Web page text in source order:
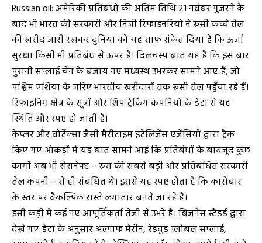
Russian oil: अमेरिकी प्रतिबंधों की अंतिम तिथि 21 नवंबर गुजरने के
बाद भी भारत की सरकारी और निजी रिफाइनरियों ने रूसी कच्चे तेल
की खरीद जारी रखकर दुनिया को यह साफ संकेत दिया है कि ऊर्जा
सुरक्षा किसी भी प्रतिबंध से ऊपर है। दिलचस्प बात यह है कि इस बार
पुरानी सप्लाई चेन के बजाय नए मध्यस्थ उभरकर सामने आए हैं, जो
पश्चिम एशिया के जरिए भारतीय खरीदारों तक रूसी तेल पहुँचा रहे हैं।
रिफाइनिंग क्षेत्र के सूत्रों और शिप ट्रैकिंग कंपनियों के डेटा से यह
स्थिति और स्पष्ट हो जाती है।
केप्लर और वोर्टेक्सा जैसी मैरीटाइम इंटेलिजेंस एजेंसियों द्वारा ट्रैक
किए गए आंकड़ों में यह बात सामने आई कि प्रतिबंधों के बावजूद कुछ
कार्गो अब भी रोसनेफ्ट – रूस की सबसे बड़ी और प्रतिबंधित सरकारी
तेल कंपनी – से ही संबंधित थे। इससे यह स्पष्ट होता है कि कारोबार
के स्तर पर वैकल्पिक रास्ते लगातार बनते जा रहे हैं।
इसी कड़ी में कई नए आपूर्तिकर्ता तेजी से उभरे हैं। बिज़नेस स्टैंडर्ड द्वारा
देखे गए डेटा के अनुसार अल्गाफ मैरीन, रेडवुड ग्लोबल सप्लाई,